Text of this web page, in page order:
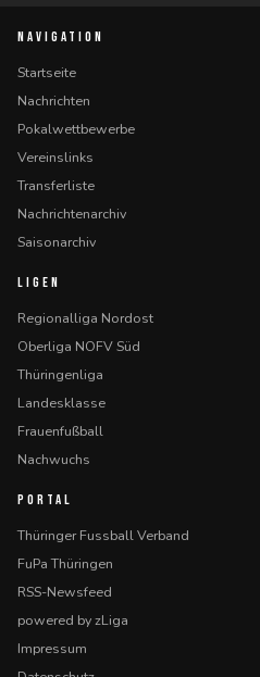
NAVIGATION
Startseite
Nachrichten
Pokalwettbewerbe
Vereinslinks
Transferliste
Nachrichtenarchiv
Saisonarchiv
LIGEN
Regionalliga Nordost
Oberliga NOFV Süd
Thüringenliga
Landesklasse
Frauenfußball
Nachwuchs
PORTAL
Thüringer Fussball Verband
FuPa Thüringen
RSS-Newsfeed
powered by zLiga
Impressum